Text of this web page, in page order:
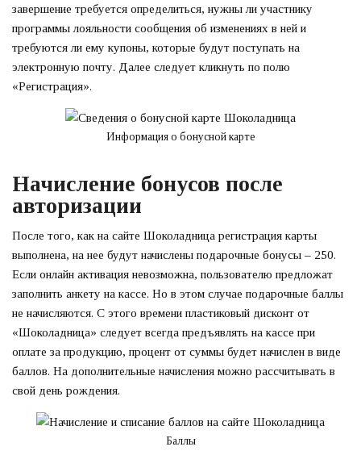
завершение требуется определиться, нужны ли участнику
программы лояльности сообщения об изменениях в ней и
требуются ли ему купоны, которые будут поступать на
электронную почту. Далее следует кликнуть по полю
«Регистрация».
Информация о бонусной карте
Начисление бонусов после
авторизации
После того, как на сайте Шоколадница регистрация карты
выполнена, на нее будут начислены подарочные бонусы – 250.
Если онлайн активация невозможна, пользователю предложат
заполнить анкету на кассе. Но в этом случае подарочные баллы
не начисляются. С этого времени пластиковый дисконт от
«Шоколадница» следует всегда предъявлять на кассе при
оплате за продукцию, процент от суммы будет начислен в виде
баллов. На дополнительные начисления можно рассчитывать в
свой день рождения.
Баллы